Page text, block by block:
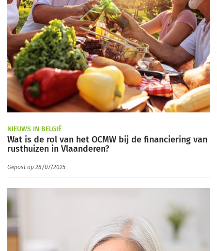
NIEUWS IN BELGIË
Wat is de rol van het OCMW bij de financiering van
rusthuizen in Vlaanderen?
Gepost op 28/07/2025